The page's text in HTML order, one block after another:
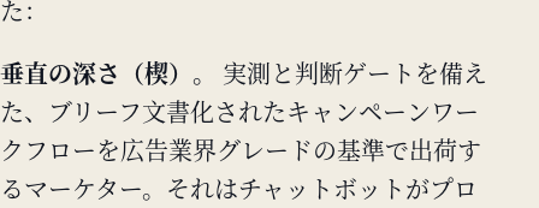
た：
垂直の深さ（楔）。
実測と判断ゲートを備え
た、ブリーフ文書化されたキャンペーンワー
クフローを広告業界グレードの基準で出荷す
るマーケター。それはチャットボットがプロ